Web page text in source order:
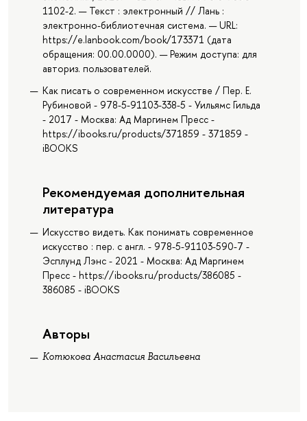
1102-2. — Текст : электронный // Лань :
электронно-библиотечная система. — URL:
https://e.lanbook.com/book/173371 (дата
обращения: 00.00.0000). — Режим доступа: для
авториз. пользователей.
Как писать о современном искусстве / Пер. Е.
Рубиновой - 978-5-91103-338-5 - Уильямс Гильда
- 2017 - Москва: Ад Маргинем Пресс -
https://ibooks.ru/products/371859 - 371859 -
iBOOKS
Рекомендуемая дополнительная
литература
Искусство видеть. Как понимать современное
искусство : пер. с англ. - 978-5-91103-590-7 -
Эсплунд Лэнс - 2021 - Москва: Ад Маргинем
Пресс - https://ibooks.ru/products/386085 -
386085 - iBOOKS
Авторы
Котюкова Анастасия Васильевна